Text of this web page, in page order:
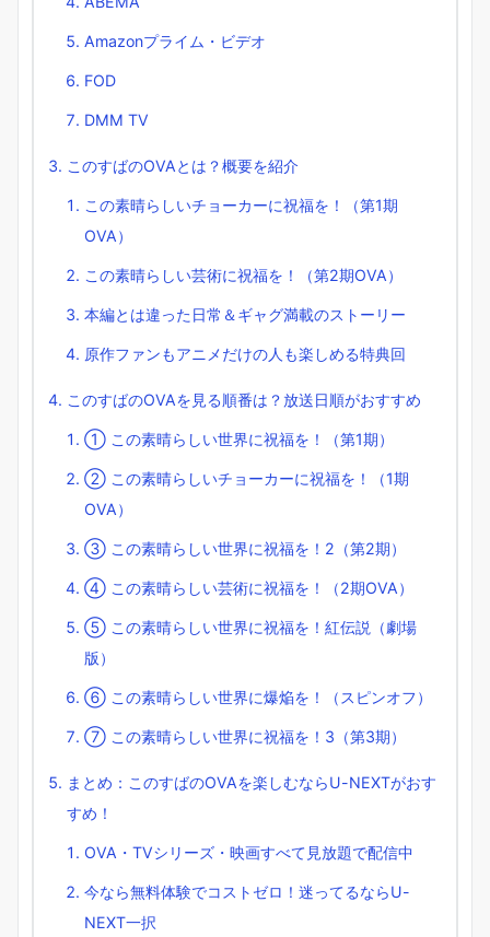
Amazonプライム・ビデオ
FOD
DMM TV
このすばのOVAとは？概要を紹介
この素晴らしいチョーカーに祝福を！（第1期
OVA）
この素晴らしい芸術に祝福を！（第2期OVA）
本編とは違った日常＆ギャグ満載のストーリー
原作ファンもアニメだけの人も楽しめる特典回
このすばのOVAを見る順番は？放送日順がおすすめ
① この素晴らしい世界に祝福を！（第1期）
② この素晴らしいチョーカーに祝福を！（1期
OVA）
③ この素晴らしい世界に祝福を！2（第2期）
④ この素晴らしい芸術に祝福を！（2期OVA）
⑤ この素晴らしい世界に祝福を！紅伝説（劇場
版）
⑥ この素晴らしい世界に爆焔を！（スピンオフ）
⑦ この素晴らしい世界に祝福を！3（第3期）
まとめ：このすばのOVAを楽しむならU-NEXTがおす
すめ！
OVA・TVシリーズ・映画すべて見放題で配信中
今なら無料体験でコストゼロ！迷ってるならU-
NEXT一択